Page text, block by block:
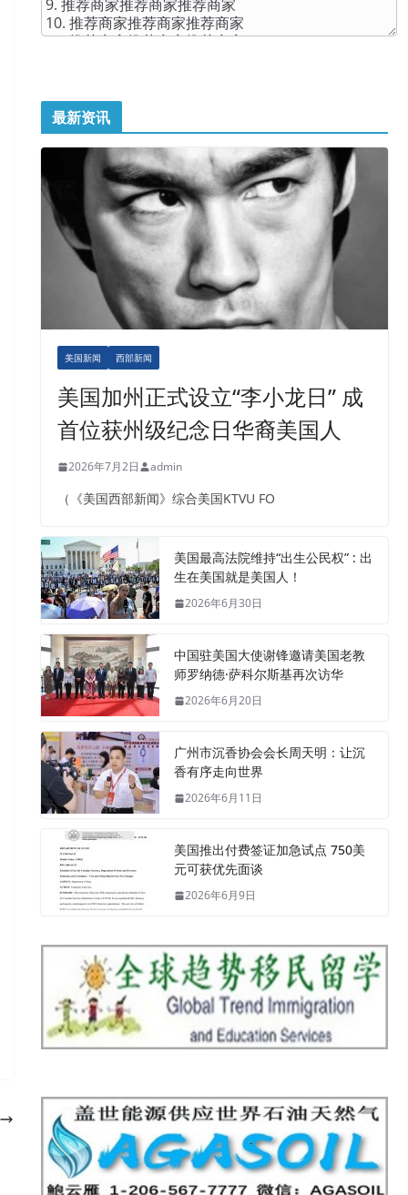
最新资讯
美国新闻 西部新闻
美国加州正式设立“李小龙日” 成
首位获州级纪念日华裔美国人
2026年7月2日 admin
（《美国西部新闻》综合美国KTVU FO
美国最高法院维持“出生公民权” : 出
生在美国就是美国人！
2026年6月30日
中国驻美国大使谢锋邀请美国老教
师罗纳德·萨科尔斯基再次访华
2026年6月20日
广州市沉香协会会长周天明：让沉
香有序走向世界
2026年6月11日
美国推出付费签证加急试点 750美
元可获优先面谈
2026年6月9日